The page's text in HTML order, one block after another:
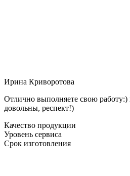
Ирина Криворотова
Отлично выполняете свою работу:)
довольны, респект!)
Качество продукции
Уровень сервиса
Срок изготовления